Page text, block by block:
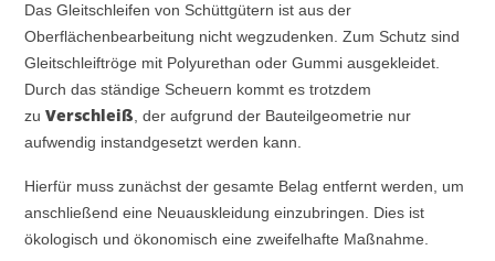
Das Gleitschleifen von Schüttgütern ist aus der
Oberflächenbearbeitung nicht wegzudenken. Zum Schutz sind
Gleitschleiftröge mit Polyurethan oder Gummi ausgekleidet.
Durch das ständige Scheuern kommt es trotzdem
zu Verschleiß, der aufgrund der Bauteilgeometrie nur
aufwendig instandgesetzt werden kann.
Hierfür muss zunächst der gesamte Belag entfernt werden, um
anschließend eine Neuauskleidung einzubringen. Dies ist
ökologisch und ökonomisch eine zweifelhafte Maßnahme.